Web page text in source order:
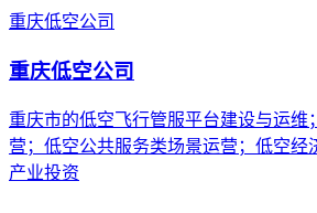
重庆低空公司
重庆低空公司
重庆市的低空飞行管服平台建设与运维
营；低空公共服务类场景运营；低空经
产业投资